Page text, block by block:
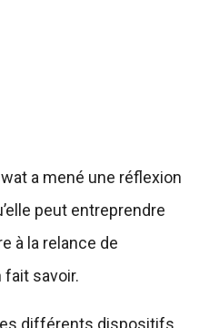
a mené une réflexion
peut entreprendre
à la relance de
fait savoir.
différents dispositifs